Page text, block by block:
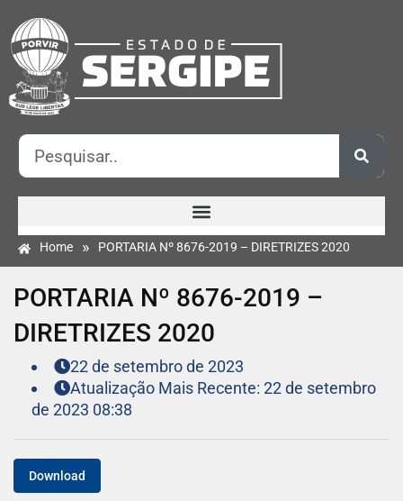
Home » PORTARIA Nº 8676-2019 – DIRETRIZES 2020
PORTARIA Nº 8676-2019 –
DIRETRIZES 2020
22 de setembro de 2023
Atualização Mais Recente: 22 de setembro
de 2023 08:38
Download